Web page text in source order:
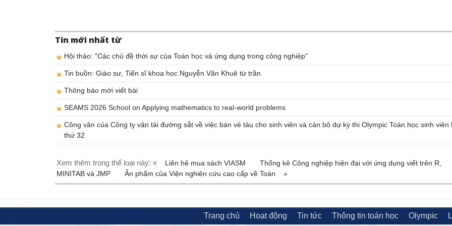
Tin mới nhất từ
Hội thảo: "Các chủ đề thời sự của Toán học và ứng dụng trong công nghiệp"
Tin buồn: Giáo sư, Tiến sĩ khoa học Nguyễn Văn Khuê từ trần
Thông báo mời viết bài
SEAMS 2026 School on Applying mathematics to real-world problems
Công văn của Công ty vận tải đường sắt về việc bán vé tàu cho sinh viên và cán bộ dự kỳ thi Olympic Toán học sinh viên
thứ 32
Xem thêm trong thể loại này: « Liên hệ mua sách VIASM
Thống kê Công nghiệp hiện đại với ứng dụng viết trên R,
MINITAB và JMP
Ấn phẩm của Viện nghiên cứu cao cấp về Toán »
Trang chủ Hoạt động Tin tức Thông tin toán học Olympic